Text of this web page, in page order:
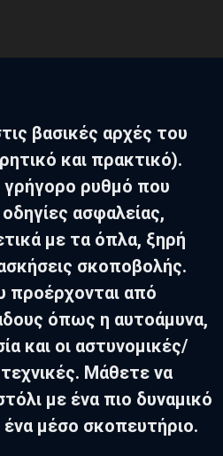
βασικές αρχές του
και πρακτικό).
ρυθμό που
ασφαλείας,
με τα όπλα, ξηρή
σκοποβολής.
προέρχονται από
όπως η αυτοάμυνα,
και οι αστυνομικές/
Μάθετε να
με ένα πιο δυναμικό
μέσο σκοπευτήριο.